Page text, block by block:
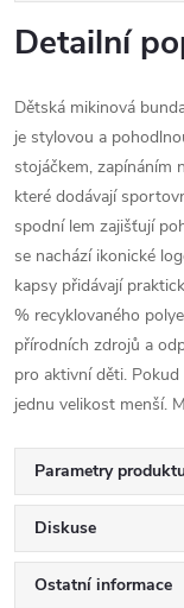
Detailní
Dětská mikinová
je stylovou a
stojáčkem, zapínáním
které dodávají
spodní lem zajišťují
se nachází ikonické
kapsy přidávají
% recyklovaného
přírodních zdrojů a
pro aktivní děti.
jednu velikost menší.
Parametry
Diskuse
Ostatní informace